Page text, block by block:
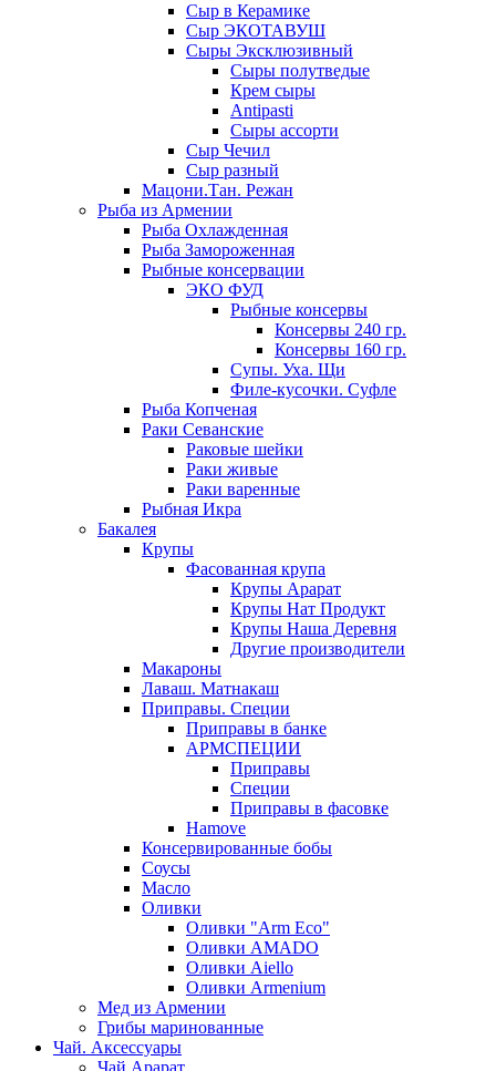
Сыр в Керамике
Сыр ЭКОТАВУШ
Сыры Эксклюзивный
Сыры полутведые
Крем сыры
Antipasti
Сыры ассорти
Сыр Чечил
Сыр разный
Мацони.Тан. Режан
Рыба из Армении
Рыба Охлажденная
Рыба Замороженная
Рыбные консервации
ЭКО ФУД
Рыбные консервы
Консервы 240 гр.
Консервы 160 гр.
Супы. Уха. Щи
Филе-кусочки. Суфле
Рыба Копченая
Раки Севанские
Раковые шейки
Раки живые
Раки варенные
Рыбная Икра
Бакалея
Крупы
Фасованная крупа
Крупы Арарат
Крупы Нат Продукт
Крупы Наша Деревня
Другие производители
Макароны
Лаваш. Матнакаш
Приправы. Специи
Приправы в банке
АРМСПЕЦИИ
Приправы
Специи
Приправы в фасовке
Hamove
Консервированные бобы
Соусы
Масло
Оливки
Оливки "Arm Eco"
Оливки AMADO
Оливки Aiello
Оливки Armenium
Мед из Армении
Грибы маринованные
Чай. Аксессуары
Чай Арарат